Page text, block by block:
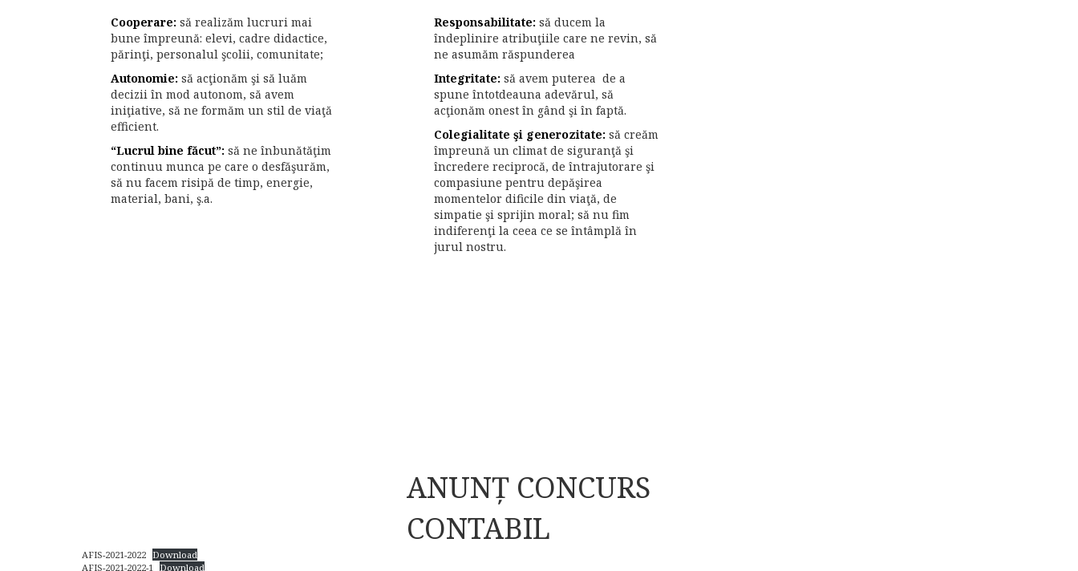
Cooperare: să realizăm lucruri mai
bune împreună: elevi, cadre didactice,
părinţi, personalul şcolii, comunitate;
Autonomie: să acţionăm şi să luăm
decizii în mod autonom, să avem
iniţiative, să ne formăm un stil de viaţă
efficient.
“Lucrul bine făcut”: să ne înbunătăţim
continuu munca pe care o desfăşurăm,
să nu facem risipă de timp, energie,
material, bani, ş.a.
Responsabilitate: să ducem la
îndeplinire atribuţiile care ne revin, să
ne asumăm răspunderea
Integritate: să avem puterea de a
spune întotdeauna adevărul, să
acţionăm onest în gând şi în faptă.
Colegialitate şi generozitate: să creăm
împreună un climat de siguranţă şi
încredere reciprocă, de întrajutorare şi
compasiune pentru depăşirea
momentelor dificile din viaţă, de
simpatie şi sprijin moral; să nu fim
indiferenţi la ceea ce se întâmplă în
jurul nostru.
ANUNȚ CONCURS
CONTABIL
AFIS-2021-2022 Download
AFIS-2021-2022-1 Download